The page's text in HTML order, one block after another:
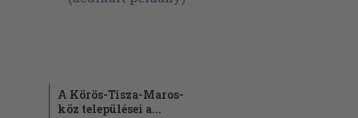
A Körös-Tisza-Maros-
köz települései a...